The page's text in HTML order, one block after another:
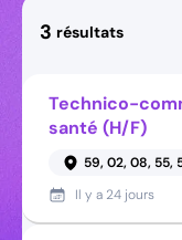
3 résultats
Technico-
santé (H/F)
59, 02, 08, 55,
Il y a 24 jours